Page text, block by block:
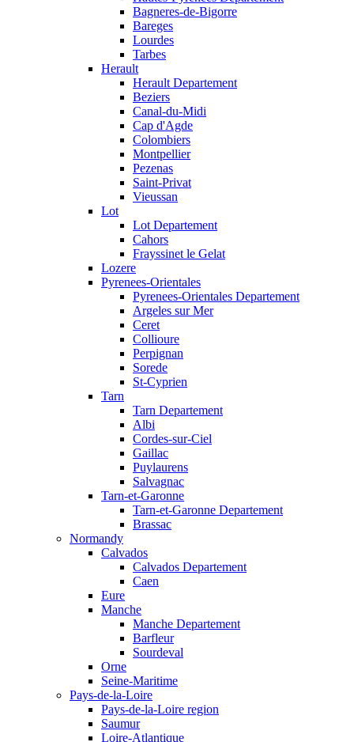
Bagneres-de-Bigorre
Bareges
Lourdes
Tarbes
Herault
Herault Departement
Beziers
Canal-du-Midi
Cap d'Agde
Colombiers
Montpellier
Pezenas
Saint-Privat
Vieussan
Lot
Lot Departement
Cahors
Frayssinet le Gelat
Lozere
Pyrenees-Orientales
Pyrenees-Orientales Departement
Argeles sur Mer
Ceret
Collioure
Perpignan
Sorede
St-Cyprien
Tarn
Tarn Departement
Albi
Cordes-sur-Ciel
Gaillac
Puylaurens
Salvagnac
Tarn-et-Garonne
Tarn-et-Garonne Departement
Brassac
Normandy
Calvados
Calvados Departement
Caen
Eure
Manche
Manche Departement
Barfleur
Sourdeval
Orne
Seine-Maritime
Pays-de-la-Loire
Pays-de-la-Loire region
Saumur
Loire-Atlantique